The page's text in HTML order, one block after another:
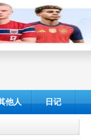
他人 日记